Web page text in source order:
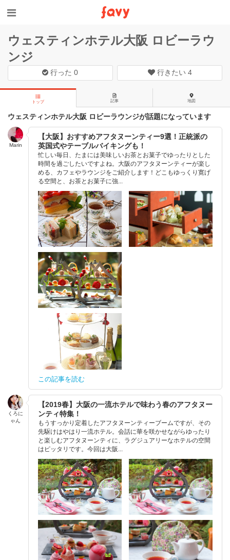
ウェスティンホテル大阪 ロビーラウ
ンジ
行った0 行きたい 4
トップ 記事 地図
ウェスティンホテル大阪 ロビーラウンジが話題になっています
Marin
【大阪】おすすめアフタヌーンティー9選！正統派の
英国式やテーブルバイキングも！
忙しい毎日、たまには美味しいお茶とお菓子でゆったりとした
時間を過ごしたいですよね。大阪のアフタヌーンティーが楽し
める、カフェやラウンジをご紹介します！どこもゆっくり寛げ
る空間と、お茶とお菓子に強...
この記事を読む
くろに
ゃん
【2019春】大阪の一流ホテルで味わう春のアフタヌー
ンティ特集！
もうすっかり定着したアフタヌーンティーブームですが、その
先駆けはやはり一流ホテル。会話に華を咲かせながらゆったり
と楽しむアフタヌーンティに、ラグジュアリーなホテルの空間
はピッタリです。今回は大阪...